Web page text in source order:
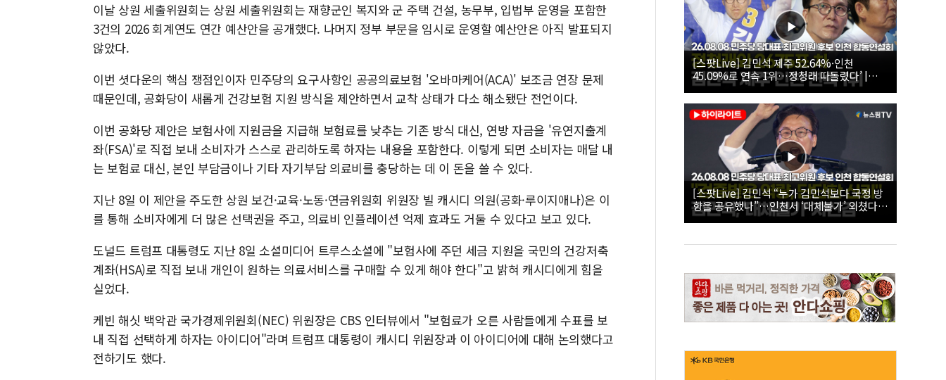
이날 상원 세출위원회는 상원 세출위원회는 재향군인 복지와 군 주택 건설, 농무부, 입법부 운영을 포함한
3건의 2026 회계연도 연간 예산안을 공개했다. 나머지 정부 부문을 임시로 운영할 예산안은 아직 발표되지
않았다.
이번 셧다운의 핵심 쟁점인이자 민주당의 요구사항인 공공의료보험 '오바마케어(ACA)' 보조금 연장 문제
때문인데, 공화당이 새롭게 건강보험 지원 방식을 제안하면서 교착 상태가 다소 해소됐단 전언이다.
이번 공화당 제안은 보험사에 지원금을 지급해 보험료를 낮추는 기존 방식 대신, 연방 자금을 '유연지출계
좌(FSA)'로 직접 보내 소비자가 스스로 관리하도록 하자는 내용을 포함한다. 이렇게 되면 소비자는 매달 내
는 보험료 대신, 본인 부담금이나 기타 자기부담 의료비를 충당하는 데 이 돈을 쓸 수 있다.
지난 8일 이 제안을 주도한 상원 보건·교육·노동·연금위원회 위원장 빌 캐시디 의원(공화·루이지애나)은 이
를 통해 소비자에게 더 많은 선택권을 주고, 의료비 인플레이션 억제 효과도 거둘 수 있다고 보고 있다.
도널드 트럼프 대통령도 지난 8일 소셜미디어 트루스소셜에 "보험사에 주던 세금 지원을 국민의 건강저축
계좌(HSA)로 직접 보내 개인이 원하는 의료서비스를 구매할 수 있게 해야 한다"고 밝혀 캐시디에게 힘을
실었다.
케빈 해싯 백악관 국가경제위원회(NEC) 위원장은 CBS 인터뷰에서 "보험료가 오른 사람들에게 수표를 보
내 직접 선택하게 하자는 아이디어"라며 트럼프 대통령이 캐시디 위원장과 이 아이디어에 대해 논의했다고
전하기도 했다.
[스팟Live] 김민석 제주 52.64%·인천
45.09%로 연속 1위…정청래 따돌렸다’ |
26.08.08 더불어민주당 당대표·최고위원 후
보 인천 합동연설회
[스팟Live] 김민석 “누가 김민석보다 국정 방
향을 공유했나”…인천서 ‘대체불가’ 외쳤다 |
26.08.08 더불어민주당 당대표·최고위원 후